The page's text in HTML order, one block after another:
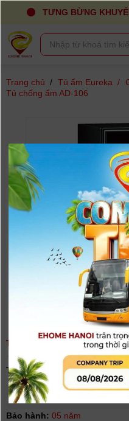
TƯNG BỪNG
Trang chủ / Tủ ẩm Eureka /
Tủ chống ẩm AD-106
TỦ CHỐNG ẨM AD-106
(0người đánh
Tình trạng:
Có hàng
Giá khuyến mại: 6.190.000đ
Bảo hành: 05 năm